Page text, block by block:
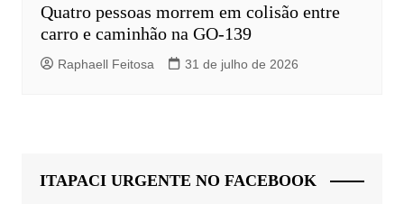
Quatro pessoas morrem em colisão entre
carro e caminhão na GO-139
Raphaell Feitosa 31 de julho de 2026
ITAPACI URGENTE NO FACEBOOK